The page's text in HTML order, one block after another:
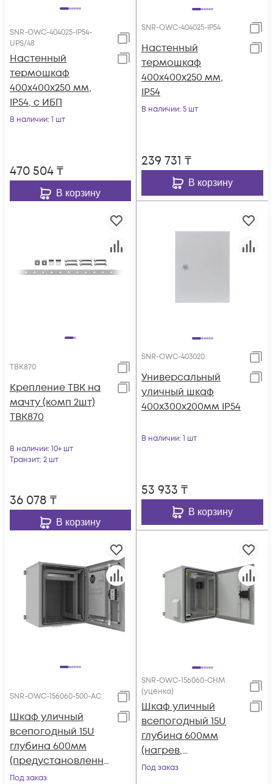
SNR-OWC-404025-IP54-
UPS/48
Настенный
термошкаф
400x400x250 мм,
IP54, с ИБП
В наличии: 1 шт
470 504₸
В корзину
SNR-OWC-404025-IP54
Настенный
термошкаф
400x400x250 мм,
IP54
В наличии: 5 шт
239 731 ₸
В корзину
TBK870
Крепление TBK на
мачту (комп 2шт)
TBK870
В наличии: 10+ шт
Транзит: 2 шт
36 078 ₸
В корзину
SNR-OWC-403020
Универсальный
уличный шкаф
400x300x200мм IP54
В наличии: 1 шт
53 933 ₸
В корзину
SNR-OWC-156060-500-AC
Шкаф уличный
всепогодный 15U
глубина 600мм
(предустановленны
й кондиционер
Под заказ
SNR-OWC-156060-CHM
(уценка)
Шкаф уличный
всепогодный 15U
глубина 600мм
(нагрев,
охлаждение,
Под заказ